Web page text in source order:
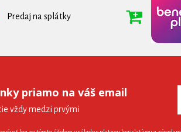
Predaj na splátky
priamo na váš email
vždy medzi prvými